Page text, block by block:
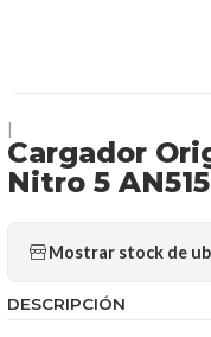
Cargador
Nitro 5
Mostrar stock de
DESCRIPCIÓN